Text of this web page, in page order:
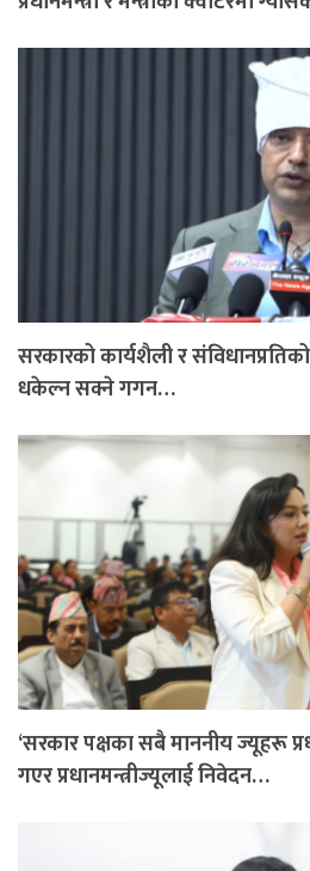
सरकारको कार्यशैली र
धकेल्न सक्ने गगन…
‘सरकार पक्षका सबै माननीय ज्यूहरू
गएर प्रधानमन्त्रीज्यूलाई निवेदन…